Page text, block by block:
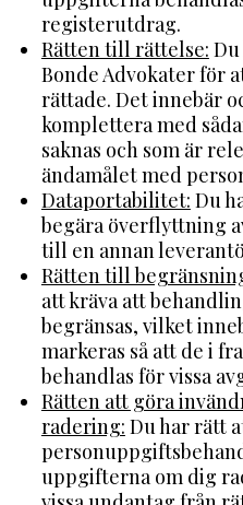
registerutdrag.
Rätten till rättelse:
Bonde Advokater för
rättade. Det innebär
komplettera med
saknas och som är
ändamålet med
Dataportabilitet: Du
begära överflyttning
till en annan
Rätten till
att kräva att
begränsas, vilket
markeras så att de i
behandlas för vissa
Rätten att göra
radering: Du har rätt
uppgifterna om dig